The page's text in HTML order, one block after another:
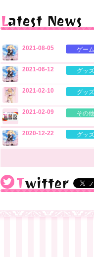
Latest News
2021-08-05 ゲーム
2021-06-12 グッズ
2021-02-10 グッズ
2021-02-09 その他
2020-12-22 グッズ
Twitter
@noratoto_anime